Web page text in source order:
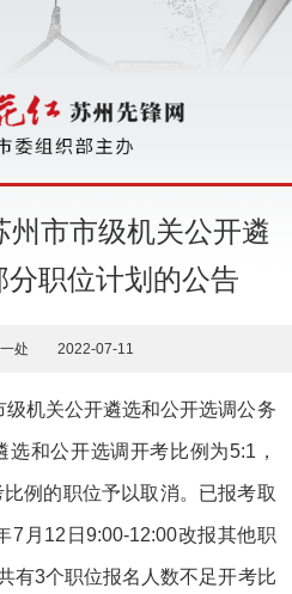
州市市级机关公开遴
职位计划的公告
一处 2022-07-11
机关公开遴选和公开选调公务
和公开选调开考比例为5:1，
例的职位予以取消。已报考取
7月12日9:00-12:00改报其他职
有3个职位报名人数不足开考比